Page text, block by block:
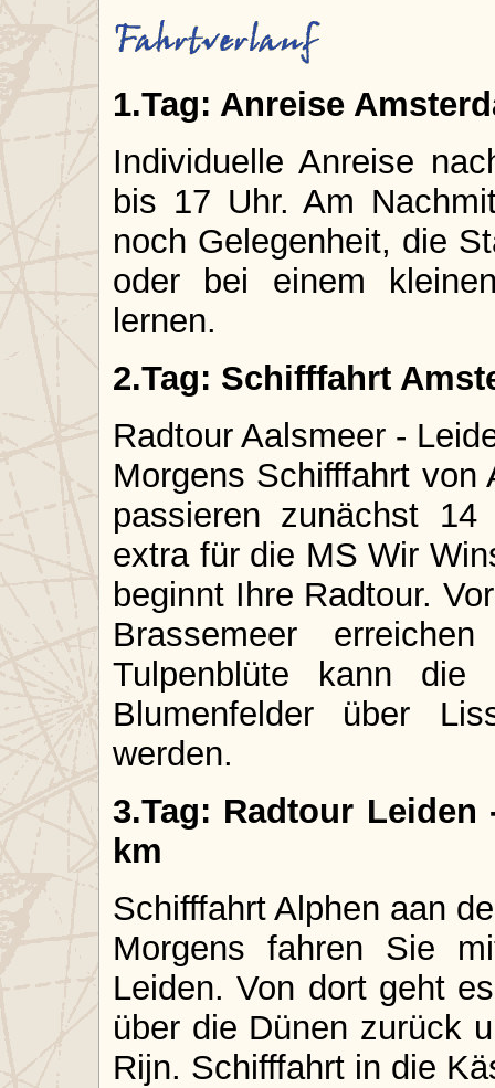
1.Tag: Anreise
Individuelle Anreise
bis 17 Uhr. Am
noch Gelegenheit, die
oder bei einem
lernen.
2.Tag: Schifffahrt
Radtour Aalsmeer -
Morgens Schifffahrt von
passieren zunächst
extra für die MS Wir
beginnt Ihre Radtour.
Brassemeer
Tulpenblüte kann die
Blumenfelder über
werden.
3.Tag: Radtour
km
Schifffahrt Alphen aan
Morgens fahren Sie
Leiden. Von dort geht
über die Dünen zurück
Rijn. Schifffahrt in die